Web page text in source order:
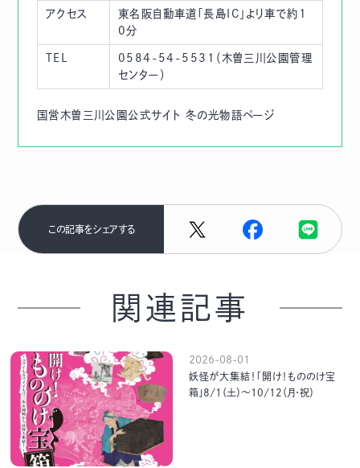
アクセス
東名阪自動車道「長島IC」より車で約1
0分
TEL
0584-54-5531（木曽三川公園管理
センター）
国営木曽三川公園公式サイト 冬の光物語ページ
この記事をシェアする
関連記事
2026-08-01
妖怪が大集結！「開け！もののけ宝
箱」8/1（土）～10/12（月・祝）